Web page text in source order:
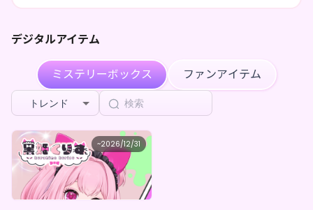
デジタルアイテム
ミステリーボックス ファンアイテム
トレンド
~2026/12/31
黒姫くりす
黒姫くりす デジタルBOX（全5種）
最低価格
¥1,000 購入はこちら